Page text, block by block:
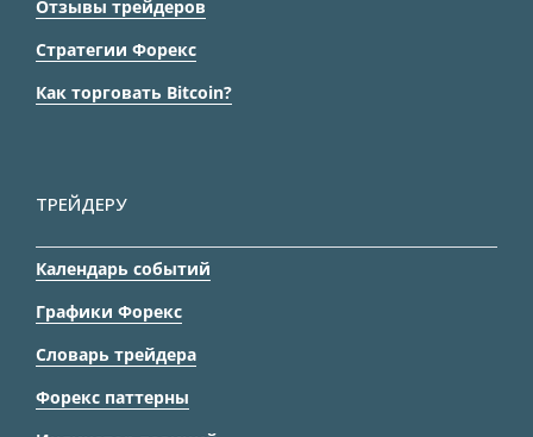
Отзывы трейдеров
Стратегии Форекс
Как торговать Bitcoin?
ТРЕЙДЕРУ
Календарь событий
Графики Форекс
Словарь трейдера
Форекс паттерны